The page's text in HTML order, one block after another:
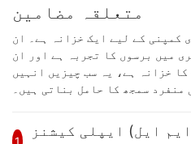
متعلقہ مضامین
کمپنی کے لیے ایک خزانہ ہے۔ ان
میں برسوں کا تجربہ ہے اور ان
خزانہ ہے، یہ سب چیزیں انہیں
منفرد سمجھ کا حامل بناتی ہیں۔
1
ایل) ایپلی کیشنز